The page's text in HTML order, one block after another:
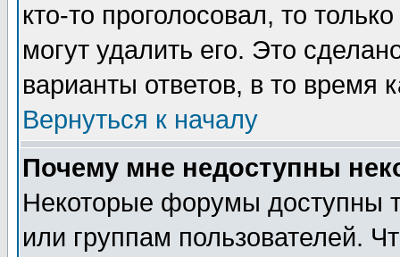
кто-то проголосовал, то
могут удалить его. Это
варианты ответов, в то время
Вернуться к началу
Почему мне недоступны
Некоторые форумы доступны
или группам пользователей.